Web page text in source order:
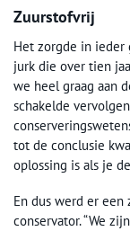
Zuurstofvrij
Het zorgde in ieder
jurk die over tien
we heel graag aan
schakelde
tot de conclusie
oplossing is als je
En dus werd er
conservator. “We